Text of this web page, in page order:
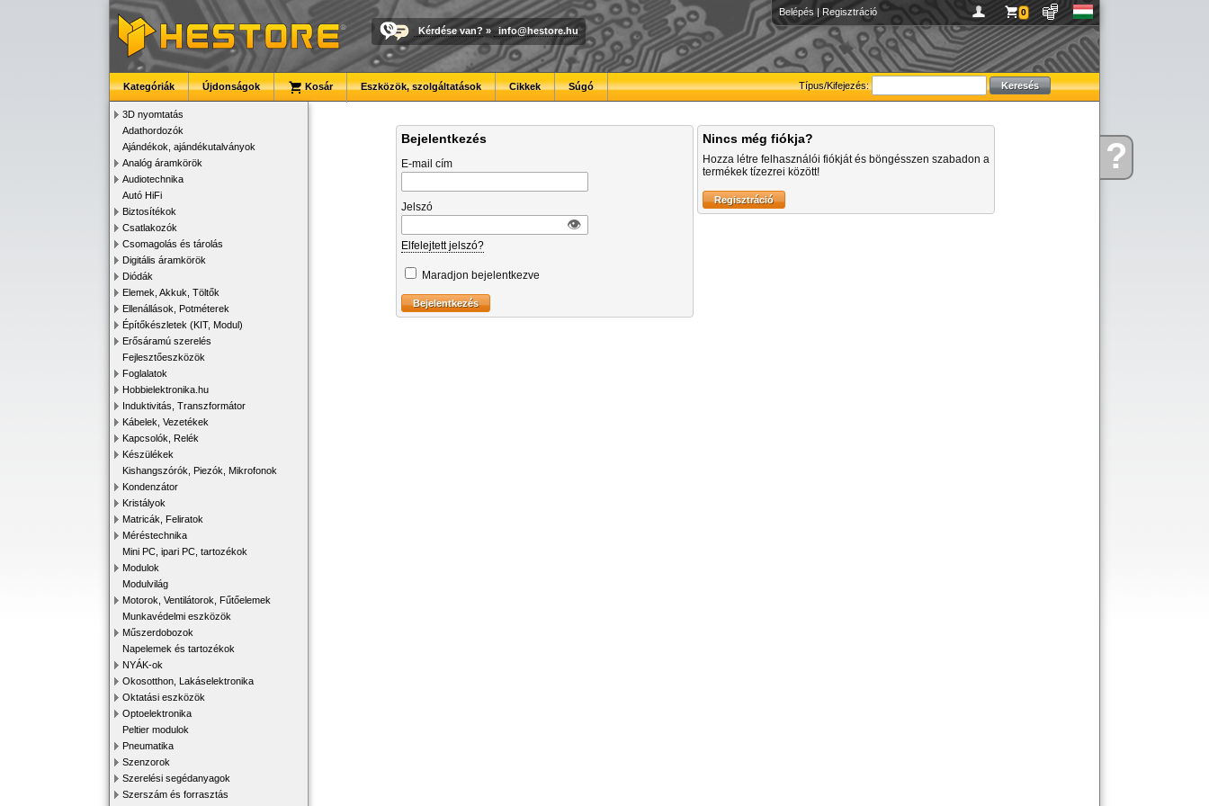
Kérdése?
Belépés | Regisztráció 0
Kérdése van? » info@hestore.hu
Típus/Kifejezés:
Kategóriák Újdonságok Kosár Eszközök, szolgáltatások Cikkek Súgó
3D nyomtatás
Adathordozók
Ajándékok, ajándékutalványok
Analóg áramkörök
Audiotechnika
Autó HiFi
Biztosítékok
Csatlakozók
Csomagolás és tárolás
Digitális áramkörök
Diódák
Elemek, Akkuk, Töltők
Ellenállások, Potméterek
Építőkészletek (KIT, Modul)
Erősáramú szerelés
Fejlesztőeszközök
Foglalatok
Hobbielektronika.hu
Induktivitás, Transzformátor
Kábelek, Vezetékek
Kapcsolók, Relék
Készülékek
Kishangszórók, Piezók, Mikrofonok
Kondenzátor
Kristályok
Matricák, Feliratok
Méréstechnika
Mini PC, ipari PC, tartozékok
Modulok
Modulvilág
Motorok, Ventilátorok, Fűtőelemek
Munkavédelmi eszközök
Műszerdobozok
Napelemek és tartozékok
NYÁK-ok
Okosotthon, Lakáselektronika
Oktatási eszközök
Optoelektronika
Peltier modulok
Pneumatika
Szenzorok
Szerelési segédanyagok
Szerszám és forrasztás
Bejelentkezés
E-mail cím
Jelszó
👁︎
Elfelejtett jelszó?
Maradjon bejelentkezve
Nincs még fiókja?
Hozza létre felhasználói fiókját és böngésszen szabadon a
termékek tízezrei között!